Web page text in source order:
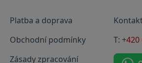
Platba a doprava
Obchodní podmínky
Zásady zpracování
T: +420